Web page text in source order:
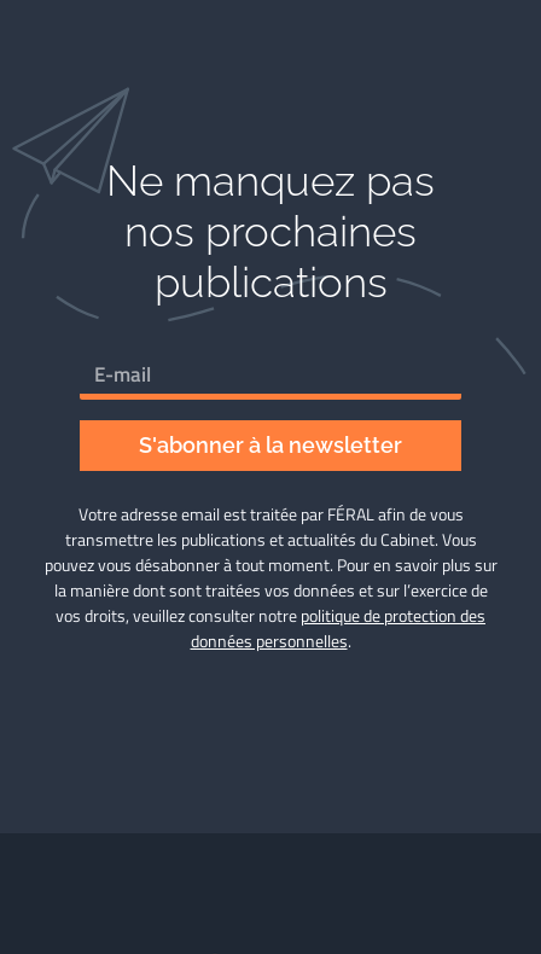
Ne manquez pas
nos prochaines
publications
S'abonner à la newsletter
Votre adresse email est traitée par FÉRAL afin de vous
transmettre les publications et actualités du Cabinet. Vous
pouvez vous désabonner à tout moment. Pour en savoir plus sur
la manière dont sont traitées vos données et sur l’exercice de
vos droits, veuillez consulter notrepolitique de protection des
données personnelles.